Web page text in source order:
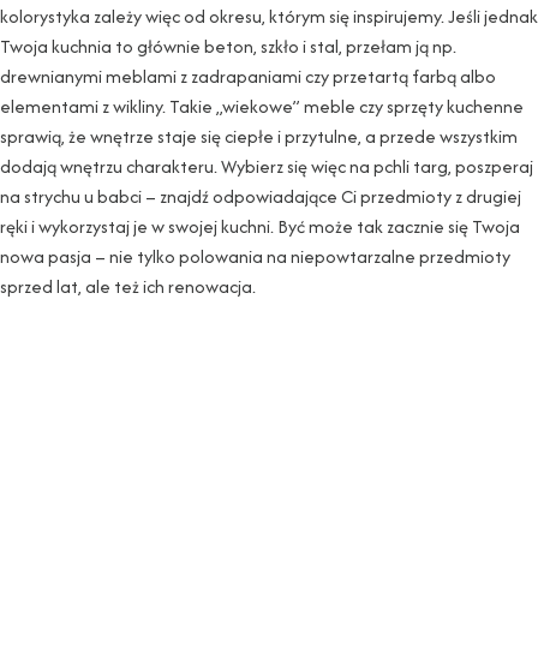
kolorystyka zależy więc od okresu, którym się inspirujemy. Jeśli jednak
Twoja kuchnia to głównie beton, szkło i stal, przełam ją np.
drewnianymi meblami z zadrapaniami czy przetartą farbą albo
elementami z wikliny. Takie „wiekowe” meble czy sprzęty kuchenne
sprawią, że wnętrze staje się ciepłe i przytulne, a przede wszystkim
dodają wnętrzu charakteru. Wybierz się więc na pchli targ, poszperaj
na strychu u babci – znajdź odpowiadające Ci przedmioty z drugiej
ręki i wykorzystaj je w swojej kuchni. Być może tak zacznie się Twoja
nowa pasja – nie tylko polowania na niepowtarzalne przedmioty
sprzed lat, ale też ich renowacja.